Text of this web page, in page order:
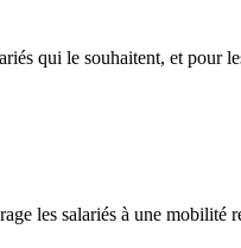
qui le souhaitent, et pour
les salariés à une mobilité